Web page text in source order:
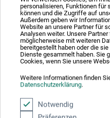
personalisieren, Funktionen für
können und die Zugriffe auf
Außerdem geben wir
Website an unsere Partner für
Analysen weiter. Unsere
möglicherweise mit weiteren
bereitgestellt haben oder die
Dienste gesammelt haben. Sie
Cookies, wenn Sie unsere
Weitere Informationen finden
Datenschutzerklärung.
Notwendig
4 Sterne
3 Sterne
2 Sterne
1 Sterne
Produkt